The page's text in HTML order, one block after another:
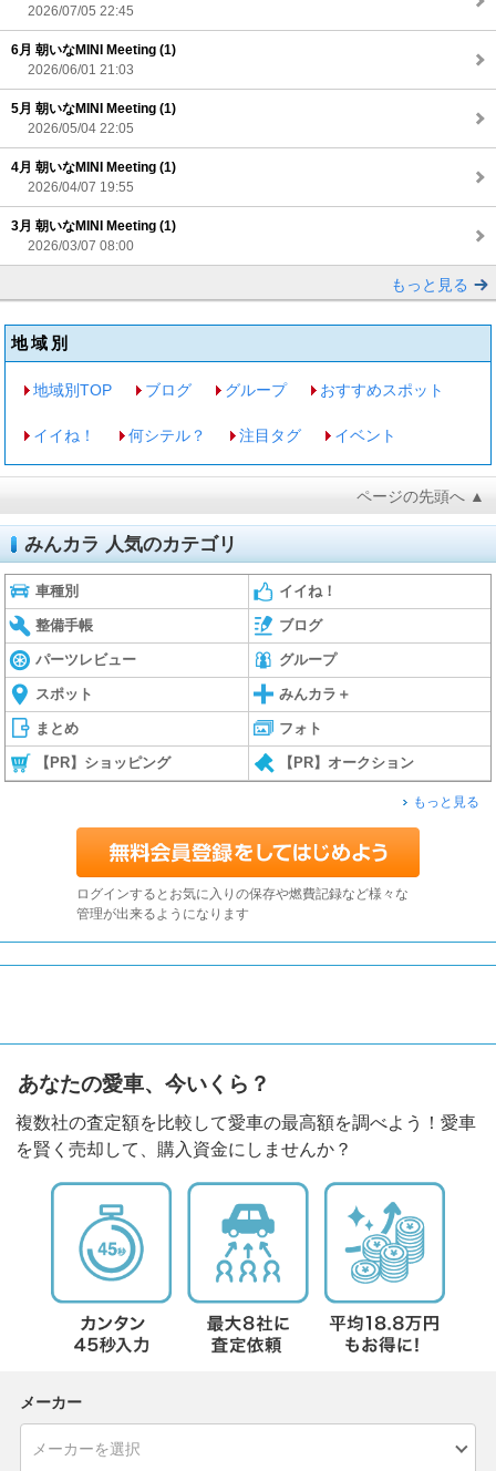
2026/07/05 22:45
6月 朝いなMINI Meeting (1)
2026/06/01 21:03
5月 朝いなMINI Meeting (1)
2026/05/04 22:05
4月 朝いなMINI Meeting (1)
2026/04/07 19:55
3月 朝いなMINI Meeting (1)
2026/03/07 08:00
もっと見る
地域別
地域別TOP ブログ グループ おすすめスポット
イイね！ 何シテル？ 注目タグ イベント
ページの先頭へ ▲
みんカラ 人気のカテゴリ
車種別 イイね！
整備手帳 ブログ
パーツレビュー グループ
スポット みんカラ＋
まとめ フォト
【PR】ショッピング 【PR】オークション
もっと見る
ログインするとお気に入りの保存や燃費記録など様々な
管理が出来るようになります
あなたの愛車、今いくら？
複数社の査定額を比較して愛車の最高額を調べよう！愛車
を賢く売却して、購入資金にしませんか？
メーカー